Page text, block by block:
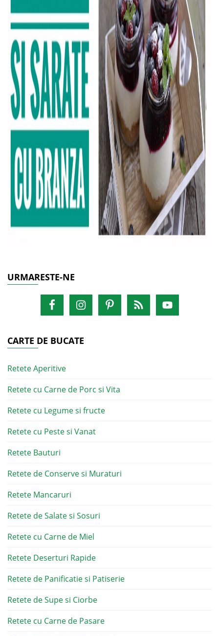
URMARESTE-NE
CARTE DE BUCATE
Retete Aperitive
Retete cu Carne de Porc si Vita
Retete cu Legume si fructe
Retete cu Peste si Vanat
Retete Bauturi
Retete de Conserve si Muraturi
Retete Mancaruri
Retete de Salate si Sosuri
Retete cu Carne de Miel
Retete Deserturi Rapide
Retete de Panificatie si Patiserie
Retete de Supe si Ciorbe
Retete cu Carne de Pasare